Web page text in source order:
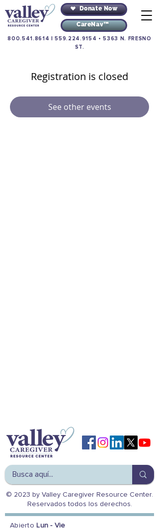
Donate Now
CareNav™
800.541.8614 |559.224.9154 •5363 N. FRESNO
ST.
Registration is closed
See other events
© 2023 by Valley Caregiver Resource Center.
Reservados todos los derechos.
Abierto Lun - Vie